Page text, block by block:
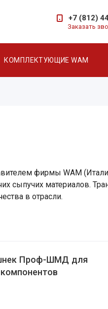
+7 (812)
Заказать
КОМПЛЕКТУЮЩИЕ WAM
фирмы WAM
сыпучих материалов.
в отрасли.
Проф-ШМД для